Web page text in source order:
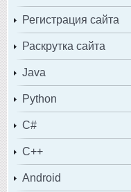
Регистрация сайта
Раскрутка сайта
Java
Python
C#
C++
Android